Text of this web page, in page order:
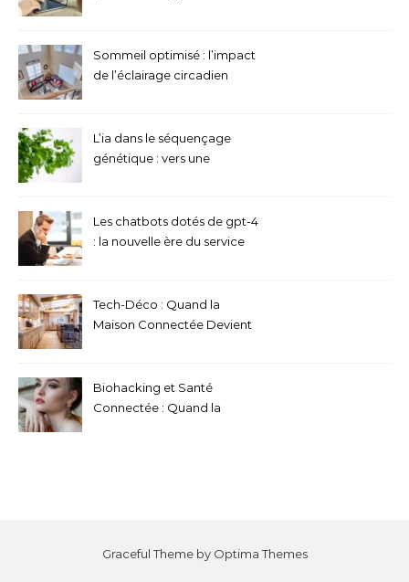
Sommeil optimisé : l’impact
de l’éclairage circadien
L’ia dans le séquençage
génétique : vers une
Les chatbots dotés de gpt-4
: la nouvelle ère du service
Tech-Déco : Quand la
Maison Connectée Devient
Biohacking et Santé
Connectée : Quand la
Graceful Theme by Optima Themes